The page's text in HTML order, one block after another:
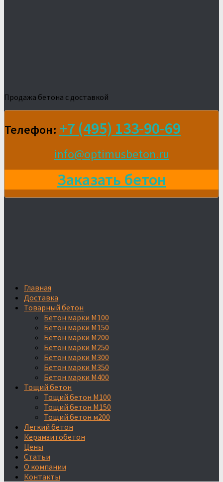
Продажа бетона с доставкой
Телефон: +7 (495) 133-90-69
info@optimusbeton.ru
Заказать бетон
Главная
Доставка
Товарный бетон
Бетон марки М100
Бетон марки М150
Бетон марки М200
Бетон марки М250
Бетон марки М300
Бетон марки М350
Бетон марки М400
Тощий бетон
Тощий бетон М100
Тощий бетон М150
Тощий бетон м200
Легкий бетон
Керамзитобетон
Цены
Статьи
О компании
Контакты